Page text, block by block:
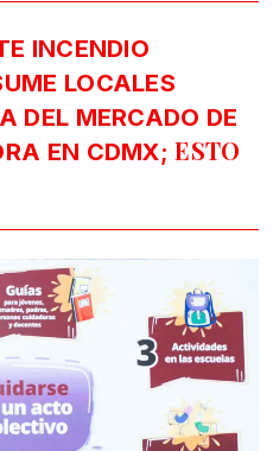
INCENDIO
LOCALES
DEL MERCADO DE
EN CDMX; ESTO